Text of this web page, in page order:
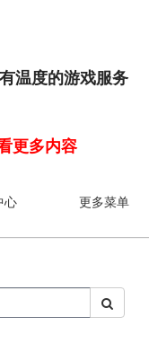
温度的游戏服务
更多内容
心 更多菜单